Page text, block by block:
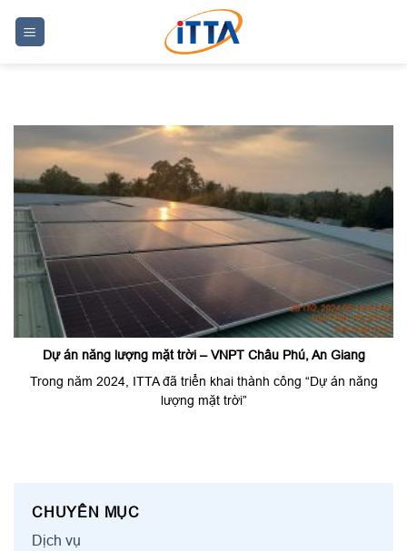
Dự án năng lượng mặt trời – VNPT Châu Phú, An Giang
Trong năm 2024, ITTA đã triển khai thành công “Dự án năng
lượng mặt trời”
CHUYÊN MỤC
Dịch vụ